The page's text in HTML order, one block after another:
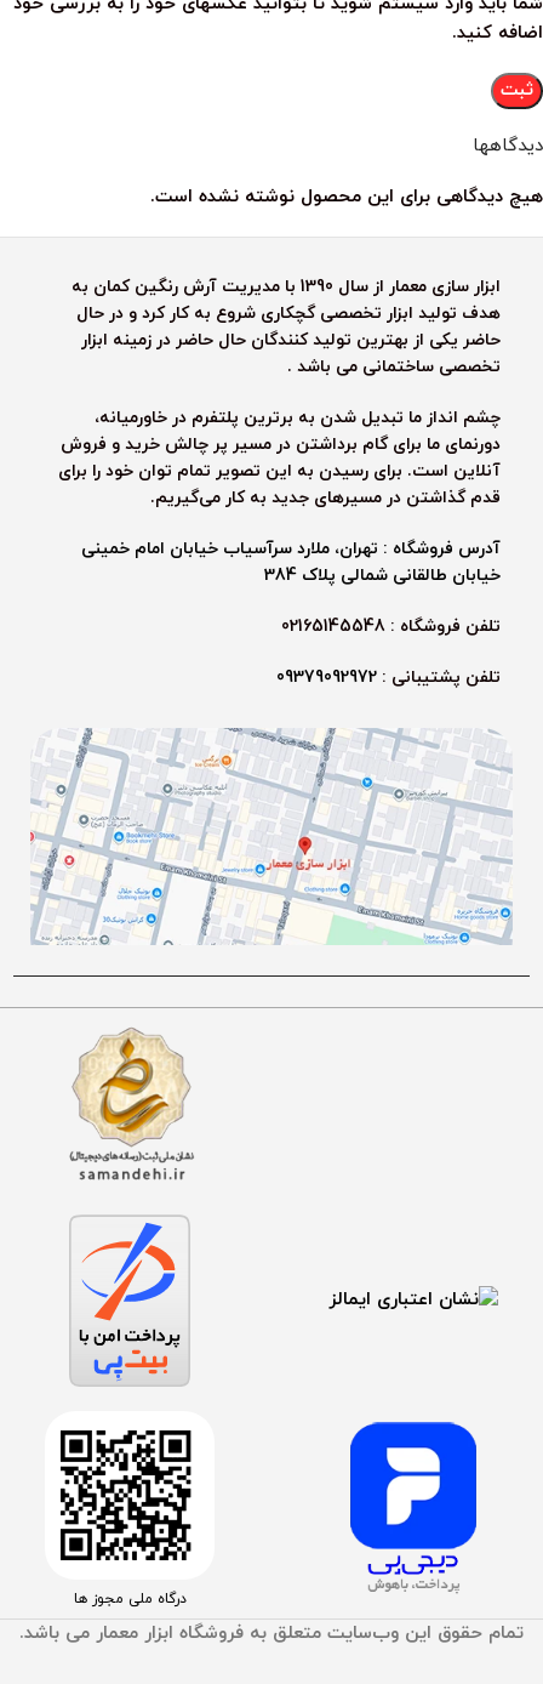
دیدگاهها
هیچ دیدگاهی برای این محصول نوشته نشده است.
اضافه کنید.
ابزار سازی معمار از سال 1390 با مدیریت آرش رنگین کمان به
هدف تولید ابزار تخصصی گچکاری شروع به کار کرد و در حال
حاضر یکی از بهترین تولید کنندگان حال حاضر در زمینه ابزار
تخصصی ساختمانی می باشد .
چشم انداز ما تبدیل شدن به برترین پلتفرم در خاورمیانه،
دورنمای ما برای گام برداشتن در مسیر پر چالش خرید و فروش
آنلاین است. برای رسیدن به این تصویر تمام توان خود را برای
قدم گذاشتن در مسیرهای جدید به کار می‌گیریم.
آدرس فروشگاه : تهران، ملارد سرآسیاب خیابان امام خمینی
خیابان طالقانی شمالی پلاک 384
تلفن فروشگاه : 02165145548
تلفن پشتیبانی : 09379092972
درگاه ملی مجوز ها
تمام حقوق اين وب‌سايت متعلق به فروشگاه ابزار معمار می باشد.